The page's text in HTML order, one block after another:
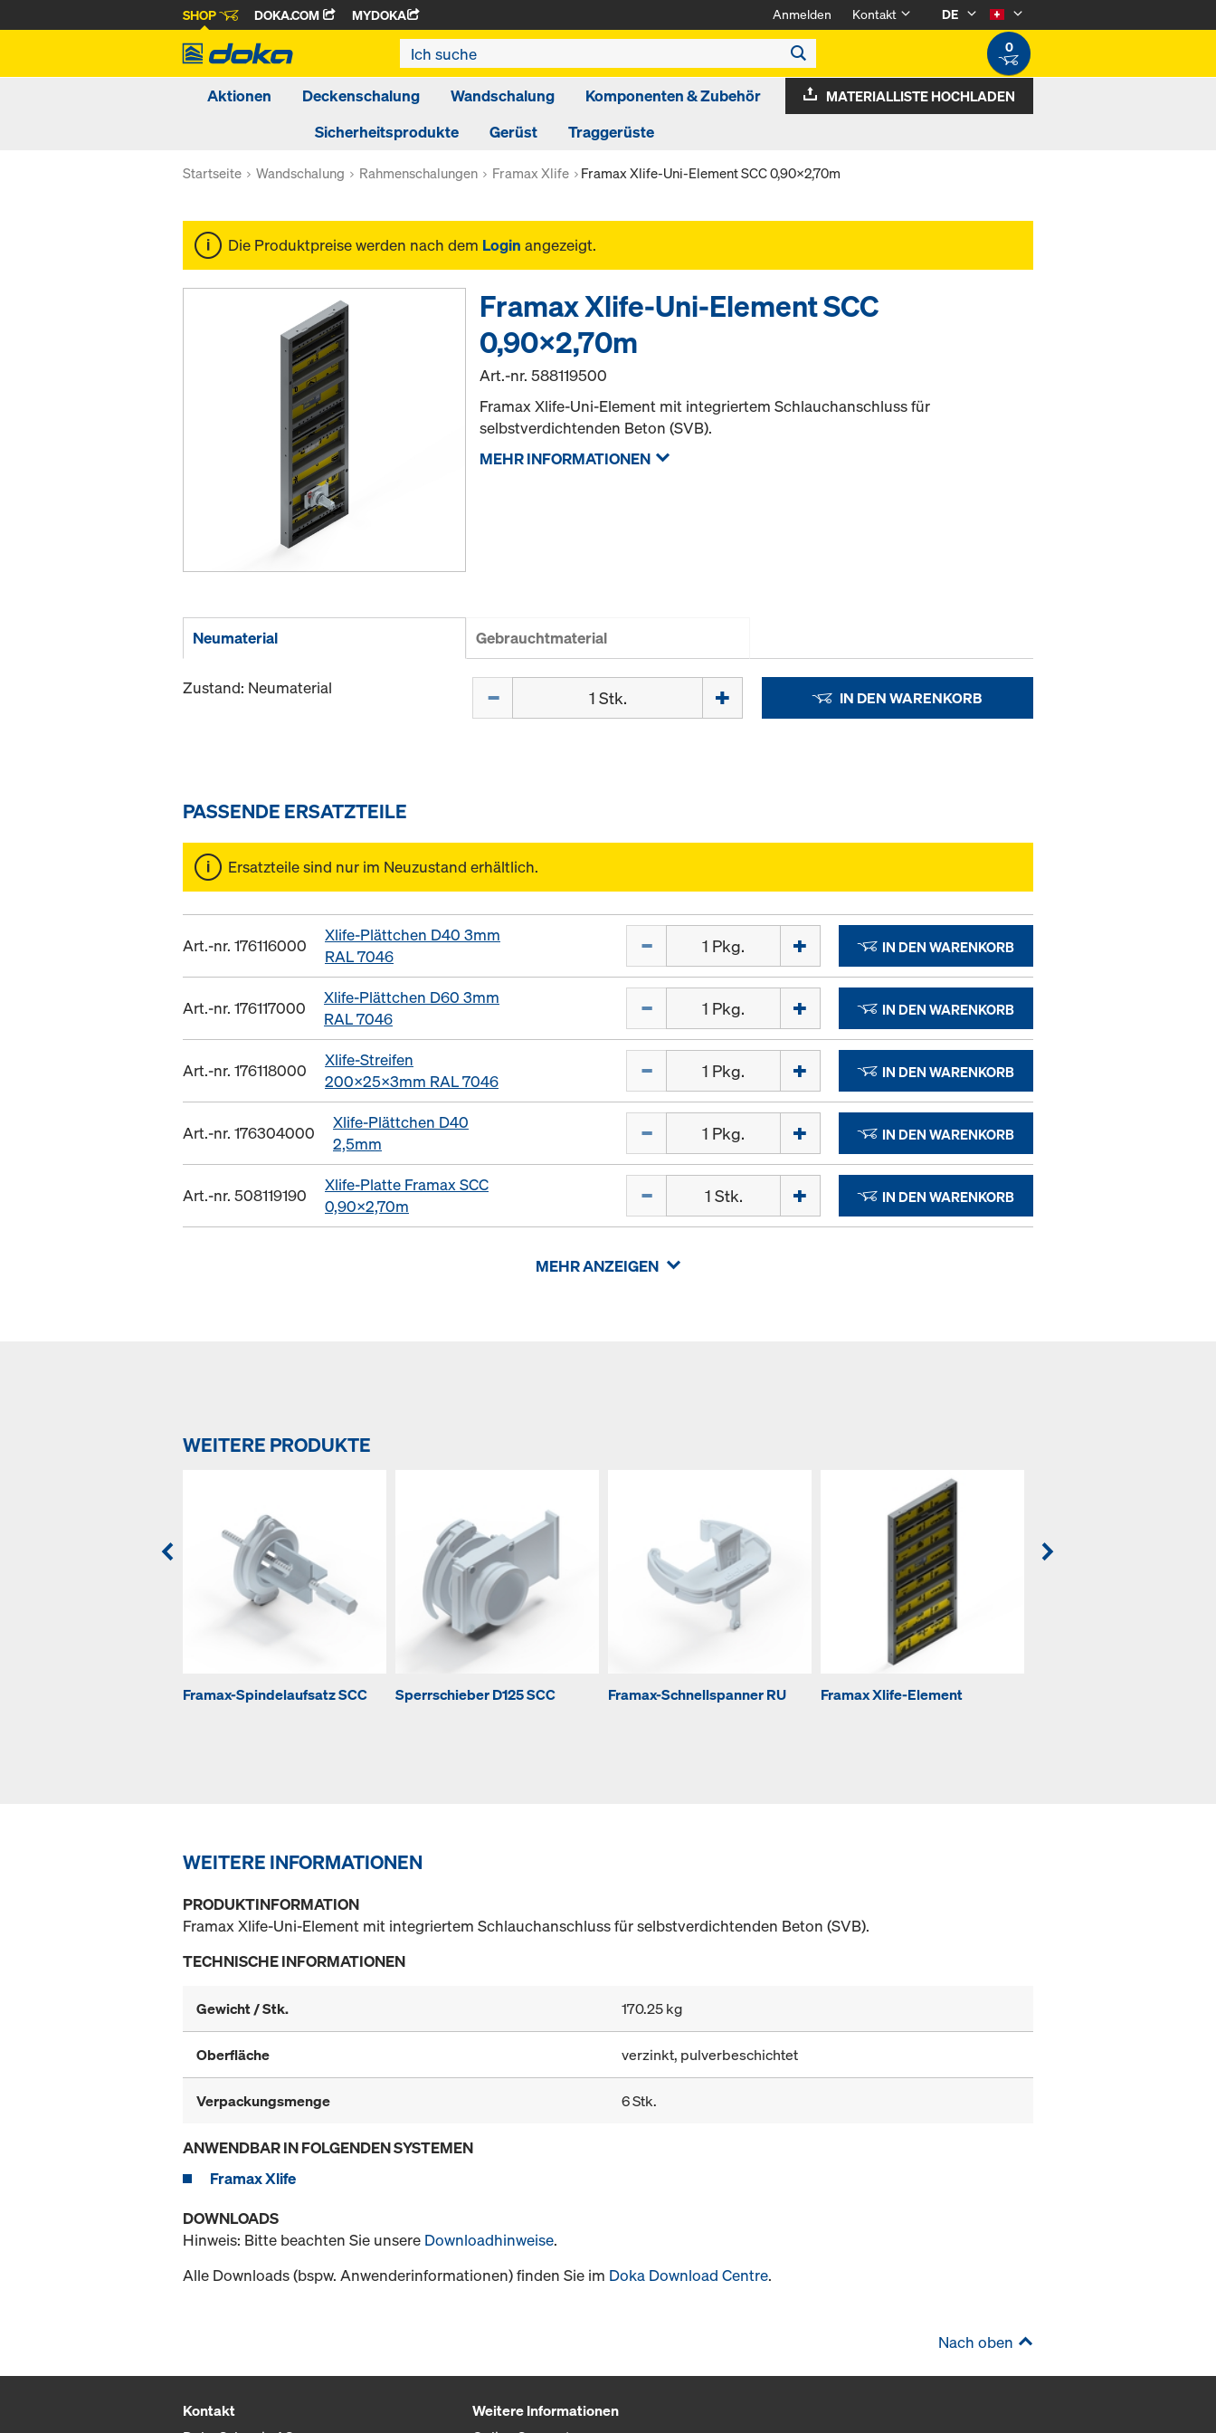
SHOP DOKA.COM MYDOKA Anmelden Kontakt
DE
0
Aktionen Deckenschalung Wandschalung
Komponenten & Zubehör
Sicherheitsprodukte
Gerüst Traggerüste
MATERIALLISTE HOCHLADEN
Startseite Wandschalung Rahmenschalungen Framax Xlife Framax Xlife-Uni-Element SCC 0,90x2,70m
Die Produktpreise werden nach dem Login angezeigt.
Framax Xlife-Uni-Element SCC
0,90x2,70m
Art.-nr.588119500
Framax Xlife-Uni-Element mit integriertem Schlauchanschluss für
selbstverdichtenden Beton (SVB).
MEHR INFORMATIONEN
Neumaterial Gebrauchtmaterial
Zustand: Neumaterial IN DEN WARENKORB
PASSENDE ERSATZTEILE
Ersatzteile sind nur im Neuzustand erhältlich.
Art.-nr. 176116000
Xlife-Plättchen D40 3mm
RAL 7046
IN DEN WARENKORB
Art.-nr. 176117000
Xlife-Plättchen D60 3mm
RAL 7046
IN DEN WARENKORB
Art.-nr. 176118000
Xlife-Streifen
200x25x3mm RAL 7046
IN DEN WARENKORB
Art.-nr. 176304000
Xlife-Plättchen D40
2,5mm
IN DEN WARENKORB
Art.-nr. 508119190
Xlife-Platte Framax SCC
0,90x2,70m
IN DEN WARENKORB
MEHR ANZEIGEN
WEITERE PRODUKTE
Framax-Spindelaufsatz SCC Sperrschieber D125 SCC Framax-Schnellspanner RU Framax Xlife-Element
WEITERE INFORMATIONEN
PRODUKTINFORMATION
Framax Xlife-Uni-Element mit integriertem Schlauchanschluss für selbstverdichtenden Beton (SVB).
TECHNISCHE INFORMATIONEN
Gewicht / Stk. 170.25 kg
Oberfläche verzinkt, pulverbeschichtet
Verpackungsmenge 6 Stk.
ANWENDBAR IN FOLGENDEN SYSTEMEN
Framax Xlife
DOWNLOADS
Hinweis: Bitte beachten Sie unsere Downloadhinweise.
Alle Downloads (bspw. Anwenderinformationen) finden Sie im Doka Download Centre.
Nach oben
Kontakt
Weitere Informationen